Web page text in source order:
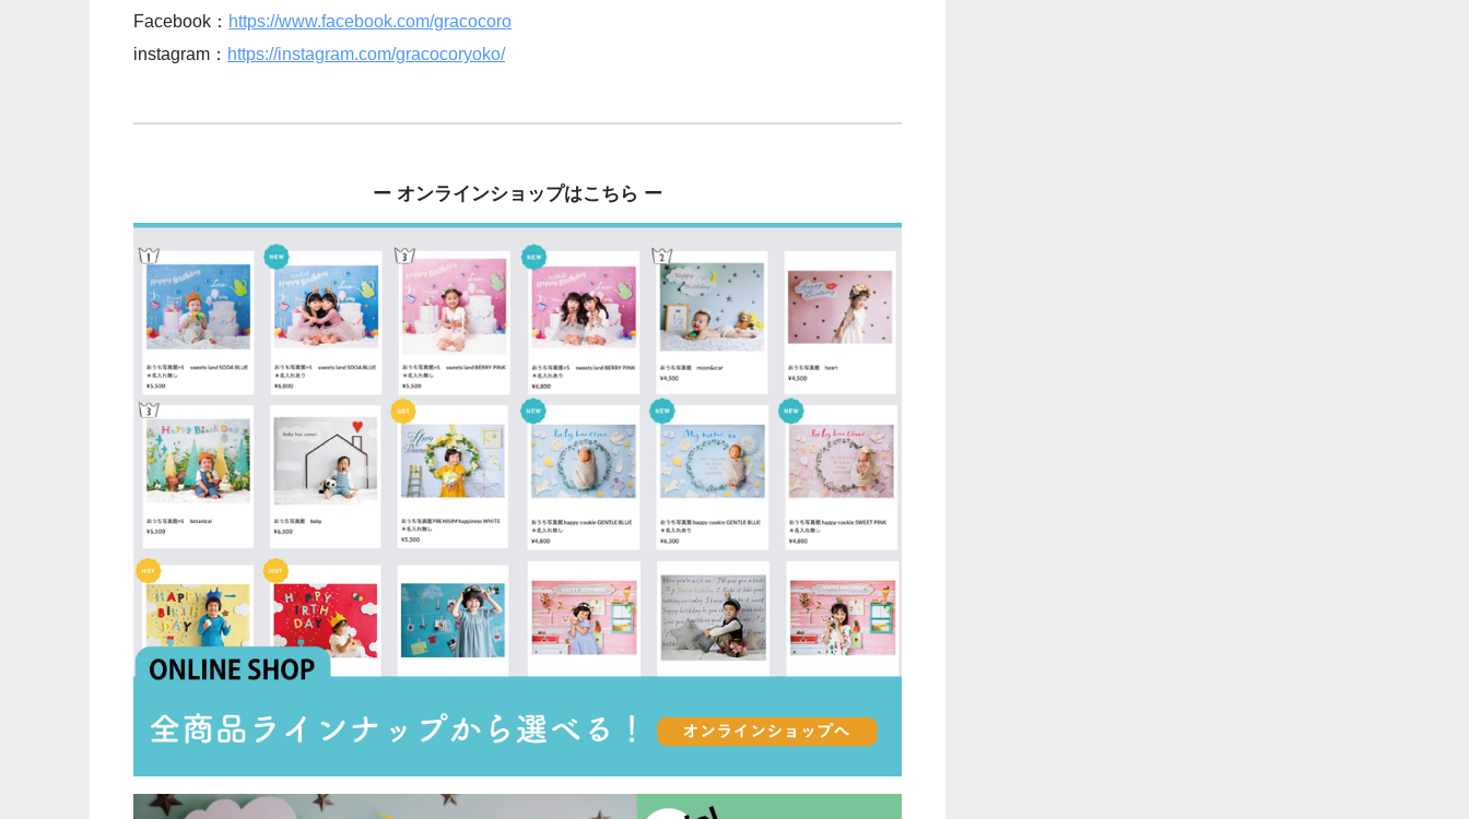
Facebook： https://www.facebook.com/gracocoro
instagram： https://instagram.com/gracocoryoko/
ー オンラインショップはこちら ー